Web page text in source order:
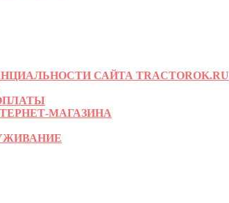
САЙТА TRACTOROK.RU
МАГАЗИНА